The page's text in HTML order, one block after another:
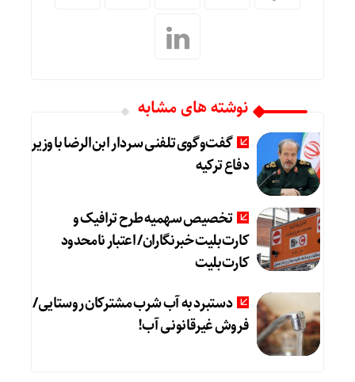
نوشته های مشابه
گفت‌وگوی تلفنی سردار ابن‌الرضا با وزیر
دفاع ترکیه
تخصیص سهمیه طرح ترافیک و
کارت‌بلیت خبرنگاران/ اعتبار نامحدود
کارت‌بلیت
دستبرد به آب شرب مشترکان روستایی/
فروش غیرقانونی آب!